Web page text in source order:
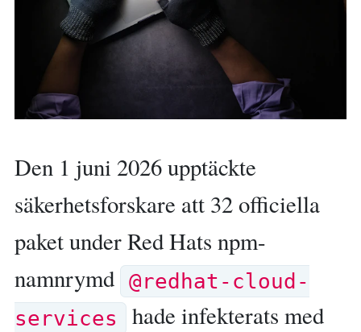
Den 1 juni 2026 upptäckte
säkerhetsforskare att 32 officiella
paket under Red Hats npm-
namnrymd
@redhat-cloud-
services
hade infekterats med